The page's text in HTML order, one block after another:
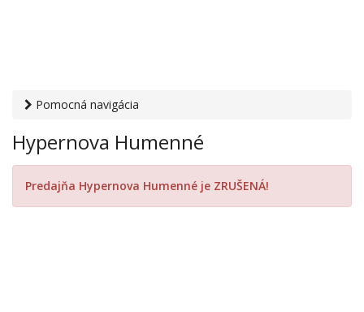
Pomocná navigácia
supermarkety› Hypernova Humenné
Hypernova Humenné
Predajňa Hypernova Humenné je ZRUŠENÁ!